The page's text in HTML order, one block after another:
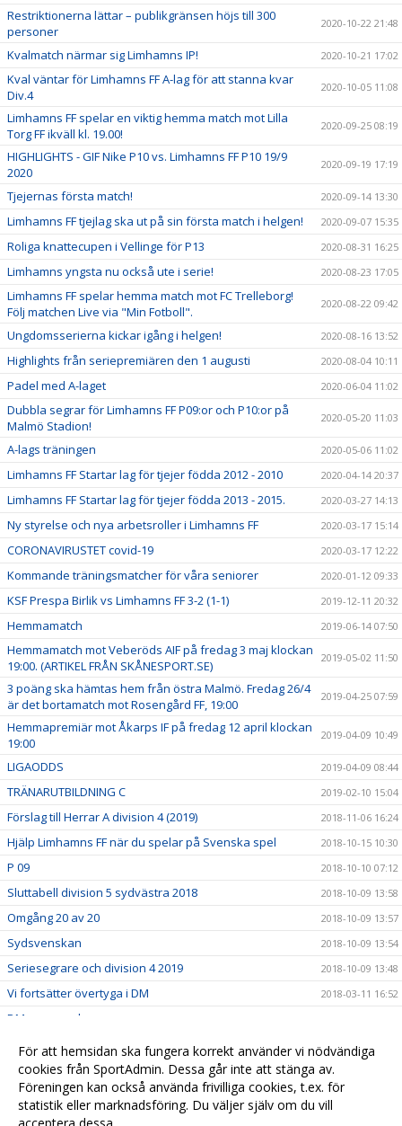
Restriktionerna lättar – publikgränsen höjs till 300
personer
2020-10-22 21:48
Kvalmatch närmar sig Limhamns IP! 2020-10-21 17:02
Kval väntar för Limhamns FF A-lag för att stanna kvar
Div.4
2020-10-05 11:08
Limhamns FF spelar en viktig hemma match mot Lilla
Torg FF ikväll kl. 19.00!
2020-09-25 08:19
HIGHLIGHTS - GIF Nike P10 vs. Limhamns FF P10 19/9
2020
2020-09-19 17:19
Tjejernas första match! 2020-09-14 13:30
Limhamns FF tjejlag ska ut på sin första match i helgen! 2020-09-07 15:35
Roliga knattecupen i Vellinge för P13 2020-08-31 16:25
Limhamns yngsta nu också ute i serie! 2020-08-23 17:05
Limhamns FF spelar hemma match mot FC Trelleborg!
Följ matchen Live via "Min Fotboll".
2020-08-22 09:42
Ungdomsserierna kickar igång i helgen! 2020-08-16 13:52
Highlights från seriepremiären den 1 augusti 2020-08-04 10:11
Padel med A-laget 2020-06-04 11:02
Dubbla segrar för Limhamns FF P09:or och P10:or på
Malmö Stadion!
2020-05-20 11:03
A-lags träningen 2020-05-06 11:02
Limhamns FF Startar lag för tjejer födda 2012 - 2010 2020-04-14 20:37
Limhamns FF Startar lag för tjejer födda 2013 - 2015. 2020-03-27 14:13
Ny styrelse och nya arbetsroller i Limhamns FF 2020-03-17 15:14
CORONAVIRUSTET covid-19 2020-03-17 12:22
Kommande träningsmatcher för våra seniorer 2020-01-12 09:33
KSF Prespa Birlik vs Limhamns FF 3-2 (1-1) 2019-12-11 20:32
Hemmamatch 2019-06-14 07:50
Hemmamatch mot Veberöds AIF på fredag 3 maj klockan
19:00. (ARTIKEL FRÅN SKÅNESPORT.SE)
2019-05-02 11:50
3 poäng ska hämtas hem från östra Malmö. Fredag 26/4
är det bortamatch mot Rosengård FF, 19:00
2019-04-25 07:59
Hemmapremiär mot Åkarps IF på fredag 12 april klockan
19:00
2019-04-09 10:49
LIGAODDS 2019-04-09 08:44
TRÄNARUTBILDNING C 2019-02-10 15:04
Förslag till Herrar A division 4 (2019) 2018-11-06 16:24
Hjälp Limhamns FF när du spelar på Svenska spel 2018-10-15 10:30
P 09 2018-10-10 07:12
Sluttabell division 5 sydvästra 2018 2018-10-09 13:58
Omgång 20 av 20 2018-10-09 13:57
Sydsvenskan 2018-10-09 13:54
Seriesegrare och division 4 2019 2018-10-09 13:48
Vi fortsätter övertyga i DM 2018-03-11 16:52
DMgruppspel
Bilder från LB07 Indoorcup P-09 Wihlborgs arena 2018-02-06 11:42
ÅRSMÖTE LIMHAMNS FF 2018-02-02 14:54
Tack för era generösa bidrag! 2018-01-18 08:38
För att hemsidan ska fungera korrekt använder vi nödvändiga
cookies från SportAdmin. Dessa går inte att stänga av.
Föreningen kan också använda frivilliga cookies, t.ex. för
statistik eller marknadsföring. Du väljer själv om du vill